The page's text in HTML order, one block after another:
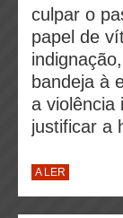
culpar o
papel de
bandeja à
a violência
justificar a
A LER